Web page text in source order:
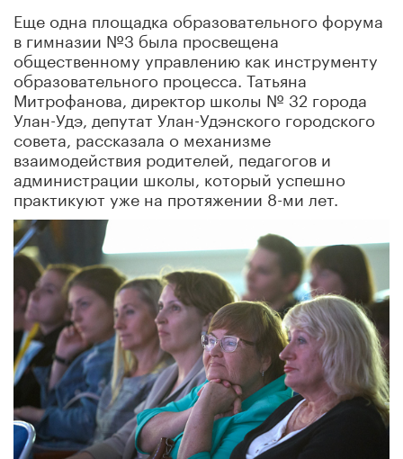
Еще одна площадка образовательного форума
в гимназии №3 была просвещена
общественному управлению как инструменту
образовательного процесса. Татьяна
Митрофанова, директор школы № 32 города
Улан-Удэ, депутат Улан-Удэнского городского
совета, рассказала о механизме
взаимодействия родителей, педагогов и
администрации школы, который успешно
практикуют уже на протяжении 8-ми лет.